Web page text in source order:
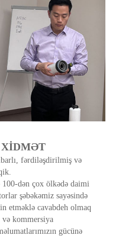
XİDMƏT
fərdiləşdirilmiş və
dən çox ölkədə daimi
şəbəkəmiz sayəsində
etməklə cavabdeh olmaq
kommersiya
gücünə